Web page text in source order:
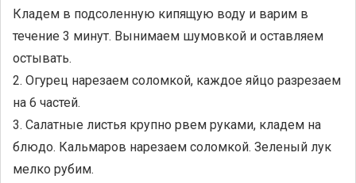
Кладем в подсоленную кипящую воду и варим в
течение 3 минут. Вынимаем шумовкой и оставляем
остывать.
2. Огурец нарезаем соломкой, каждое яйцо разрезаем
на 6 частей.
3. Салатные листья крупно рвем руками, кладем на
блюдо. Кальмаров нарезаем соломкой. Зеленый лук
мелко рубим.